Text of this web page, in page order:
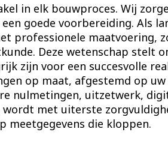
in elk bouwproces. Wij
goede voorbereiding. Als
professionele maatvoering,
Deze wetenschap stelt
zijn voor een succesvolle
op maat, afgestemd op uw
nulmetingen, uitzetwerk,
met uiterste
meetgegevens die kloppen.